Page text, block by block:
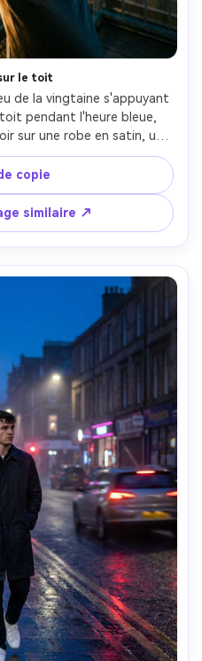
le toit
de la vingtaine s'appuyant
pendant l'heure bleue,
sur une robe en satin, un
des lumières de la ville
dégradé de ciel en cobalt
lampadaires, prise sur un
de champ peu
de couleur bleu
de peau photoréaliste,
éditorial- -ar 4:5
copie
similaire ↗